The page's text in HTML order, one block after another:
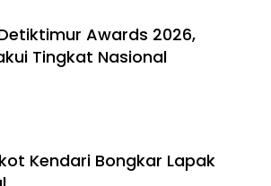
Awards 2026,
Tingkat Nasional
Kendari Bongkar Lapak